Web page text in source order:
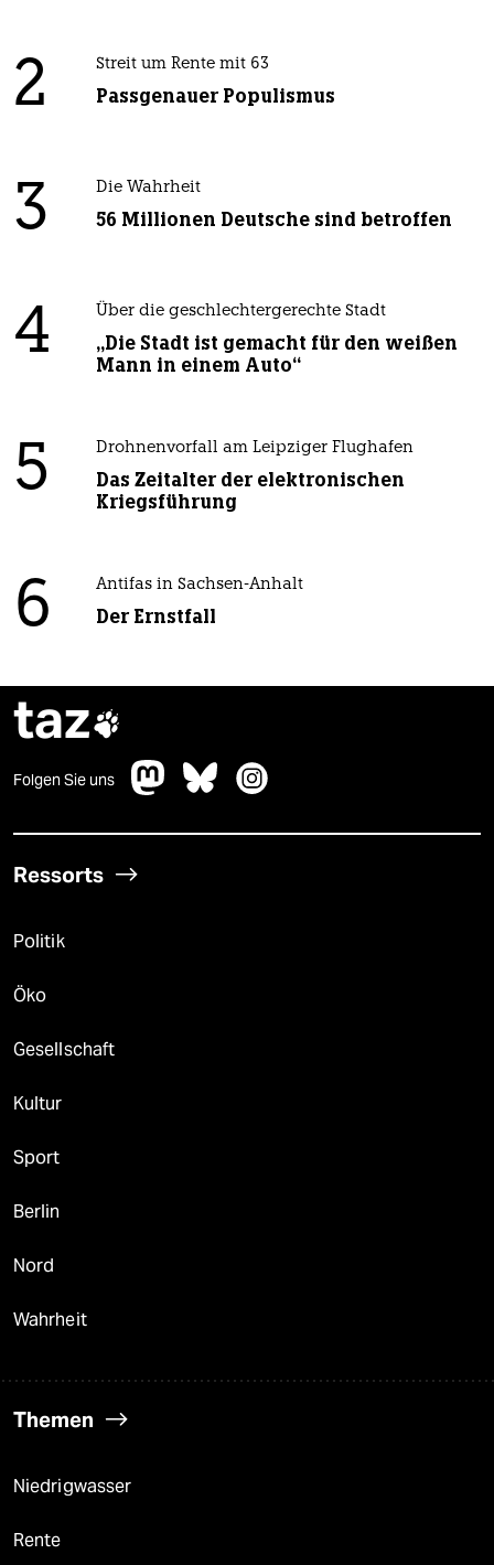
2 Streit um Rente mit 63
Passgenauer Populismus
3 Die Wahrheit
56 Millionen Deutsche sind betroffen
4 Über die geschlechtergerechte Stadt
„Die Stadt ist gemacht für den weißen
Mann in einem Auto“
5 Drohnenvorfall am Leipziger Flughafen
Das Zeitalter der elektronischen
Kriegsführung
6 Antifas in Sachsen-Anhalt
Der Ernstfall
taz
Folgen Sie uns
Ressorts
Politik
Öko
Gesellschaft
Kultur
Sport
Berlin
Nord
Wahrheit
Themen
Niedrigwasser
Rente